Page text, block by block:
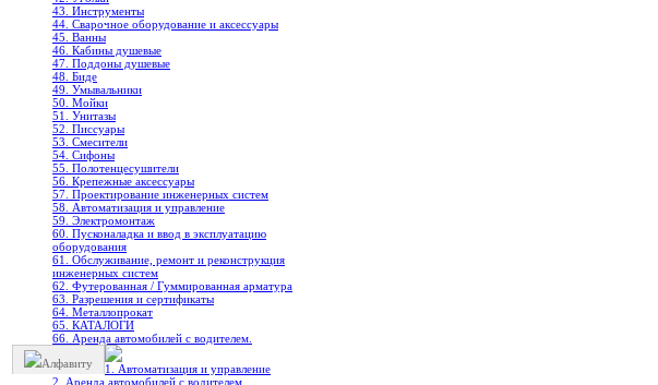
43. Инструменты
44. Сварочное оборудование и аксессуары
45. Ванны
46. Кабины душевые
47. Поддоны душевые
48. Биде
49. Умывальники
50. Мойки
51. Унитазы
52. Писсуары
53. Смесители
54. Сифоны
55. Полотенцесушители
56. Крепежные аксессуары
57. Проектирование инженерных систем
58. Автоматизация и управление
59. Электромонтаж
60. Пусконаладка и ввод в эксплуатацию
оборудования
61. Обслуживание, ремонт и реконструкция
инженерных систем
62. Футерованная / Гуммированная арматура
63. Разрешения и сертификаты
64. Металлопрокат
65. КАТАЛОГИ
66. Аренда автомобилей с водителем.
Алфавиту
1. Автоматизация и управление
2. Аренда автомобилей с водителем.